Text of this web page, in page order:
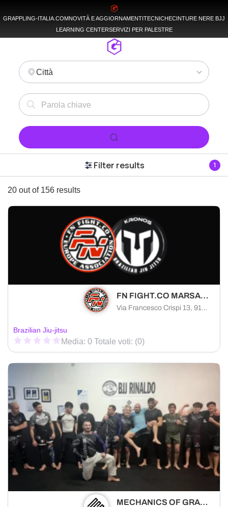
GRAPPLING-ITALIA.COMNOVITÀ E AGGIORNAMENTITECNICHECINTURE NERE BJJ
LEARNING CENTERSERVIZI PER PALESTRE
Città
Filter results 1
20 out of 156 results
FN FIGHT.CO MARSALA
Via Francesco Crispi 13, 91025 Marsala provincia di Trapani, Italia
Brazilian Jiu-jitsu
Media: 0 Totale voti: (0)
MECHANICS OF GRAPPLING